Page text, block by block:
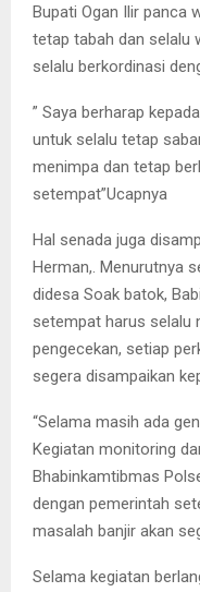
Bupati Ogan Ilir panca
tetap tabah dan selalu
selalu berkordinasi
” Saya berharap
untuk selalu tetap
menimpa dan tetap
setempat”Ucapnya
Hal senada juga
Herman,. Menurutnya
didesa Soak batok,
setempat harus selalu
pengecekan, setiap
segera disampaikan
“Selama masih ada
Kegiatan monitoring
Bhabinkamtibmas
dengan pemerintah
masalah banjir akan
Selama kegiatan